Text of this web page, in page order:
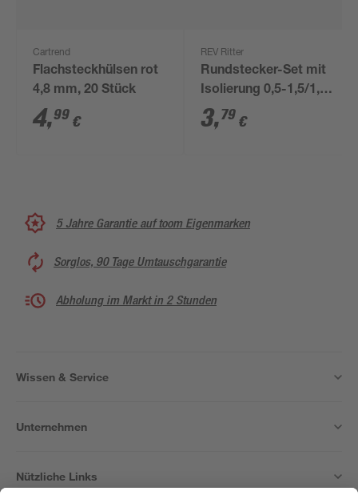
Cartrend
Flachsteckhülsen rot
4,8 mm, 20 Stück
4,99 €
REV Ritter
Rundstecker-Set mit
Isolierung 0,5-1,5/1,5-
2,5 mm², 24 Stück
3,79 €
5 Jahre Garantie auf toom Eigenmarken
Sorglos, 90 Tage Umtauschgarantie
Abholung im Markt in 2 Stunden
Wissen & Service
Unternehmen
Nützliche Links